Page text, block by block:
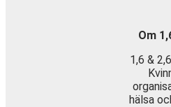
Om
1,6 &
hälsa